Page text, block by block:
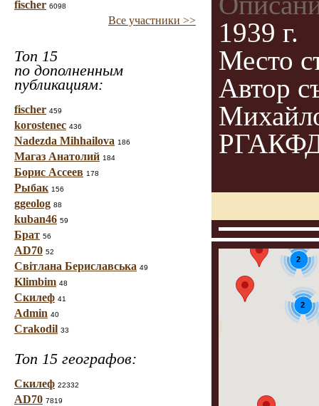
fischer 6098
Все участники >>
Топ 15
по дополненным
публикациям:
fischer 459
korostenec 436
Nadezda Mihhailova 186
Магаз Анатолий 184
Борис Ассеев 178
Рыбак 156
ggeolog 88
kuban46 59
Брат 56
AD70 52
Світлана Бериславська 49
Klimbim 48
Скилеф 41
Admin 40
Crakodil 33
Топ 15 географов:
Скилеф 22332
AD70 7819
1939 г.
Место
Автор
2
2